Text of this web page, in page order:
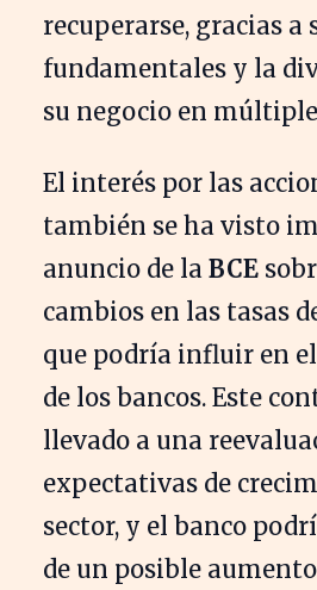
recuperarse, gracias a
fundamentales y la
su negocio en
El interés por las
también se ha visto
anuncio de la BCE
cambios en las tasas
que podría influir en
de los bancos. Este
llevado a una
expectativas de
sector, y el banco
de un posible